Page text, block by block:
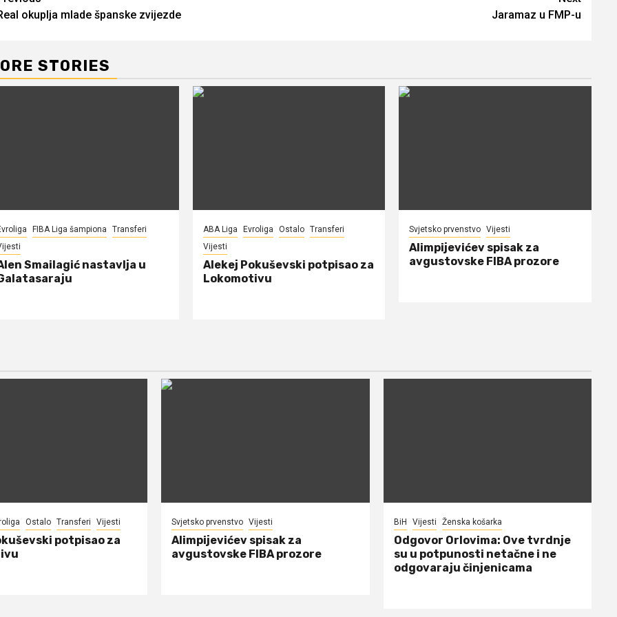
okuplja mlade španske zvijezde
Jaramaz u FMP-u
STORIES
FIBA Liga šampiona
Transferi
Smailagić nastavlja u
ABA Liga Evroliga Ostalo Transferi
Vijesti
Alekej Pokuševski potpisao za
Lokomotivu
Svjetsko prvenstvo Vijesti
Alimpijevićev spisak za
avgustovske FIBA prozore
Ostalo Transferi Vijesti
potpisao za
Svjetsko prvenstvo Vijesti
Alimpijevićev spisak za
avgustovske FIBA prozore
BiH Vijesti Ženska košarka
Odgovor Orlovima: ​Ove tvrdnje
su u potpunosti netačne i ne
odgovaraju činjenicama